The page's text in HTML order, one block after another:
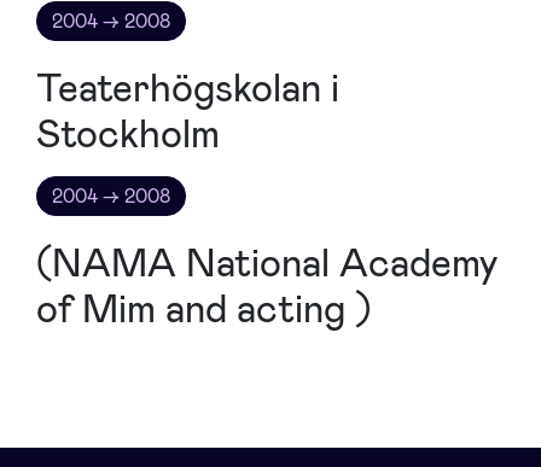
2004 → 2008
Teaterhögskolan i
Stockholm
2004 → 2008
(NAMA National Academy
of Mim and acting )